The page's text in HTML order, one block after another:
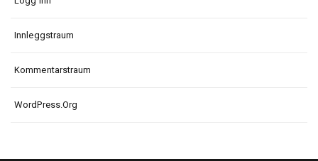
Innleggstraum
Kommentarstraum
WordPress.org